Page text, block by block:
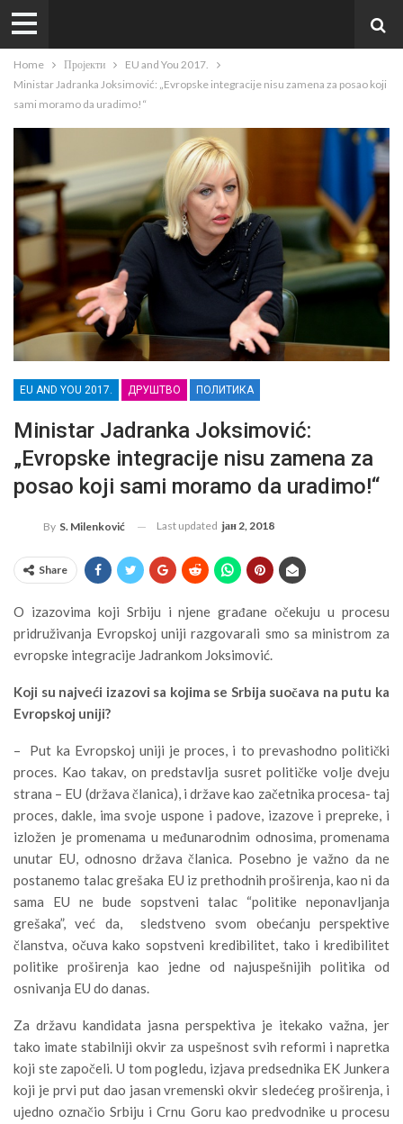
Home Пројекти
EU and You 2017.
Ministar Jadranka Joksimović: „Evropske integracije nisu zamena za posao koji
sami moramo da uradimo!“
EU AND YOU 2017. ДРУШТВО ПОЛИТИКА
Ministar Jadranka Joksimović:
„Evropske integracije nisu zamena za
posao koji sami moramo da uradimo!“
By S. Milenković Last updated јан 2, 2018
Share
O izazovima koji Srbiju i njene građane očekuju u procesu
pridruživanja Evropskoj uniji razgovarali smo sa ministrom za
evropske integracije Jadrankom Joksimović.
Koji su najveći izazovi sa kojima se Srbija suočava na putu ka
Evropskoj uniji?
– Put ka Evropskoj uniji je proces, i to prevashodno politički
proces. Kao takav, on predstavlja susret političke volje dveju
strana – EU (država članica), i države kao začetnika procesa- taj
proces, dakle, ima svoje uspone i padove, izazove i prepreke, i
izložen je promenama u međunarodnim odnosima, promenama
unutar EU, odnosno država članica. Posebno je važno da ne
postanemo talac grešaka EU iz prethodnih proširenja, kao ni da
sama EU ne bude sopstveni talac “politike neponavljanja
grešaka”, već da, sledstveno svom obećanju perspektive
članstva, očuva kako sopstveni kredibilitet, tako i kredibilitet
politike proširenja kao jedne od najuspešnijih politika od
osnivanja EU do danas.
Za državu kandidata jasna perspektiva je itekako važna, jer
tako imate stabilniji okvir za uspešnost svih reformi i napretka
koji ste započeli. U tom pogledu, izjava predsednika EK Junkera
koji je prvi put dao jasan vremenski okvir sledećeg proširenja, i
ujedno označio Srbiju i Crnu Goru kao predvodnike u procesu